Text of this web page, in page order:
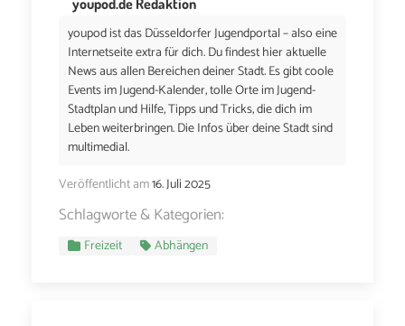
youpod ist das Düsseldorfer Jugendportal – also eine
Internetseite extra für dich. Du findest hier aktuelle
News aus allen Bereichen deiner Stadt. Es gibt coole
Events im Jugend-Kalender, tolle Orte im Jugend-
Stadtplan und Hilfe, Tipps und Tricks, die dich im
Leben weiterbringen. Die Infos über deine Stadt sind
multimedial.
Veröffentlicht am16. Juli 2025
Schlagworte & Kategorien:
Freizeit Abhängen